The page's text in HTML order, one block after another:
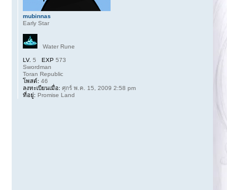
mubinnas
Early Star
Water Rune
LV. 5 EXP 573
Swordman
Toran Republic
โพสต์: 46
ลงทะเบียนเมื่อ: ศุกร์ พ.ค. 15, 2009 2:58 pm
ที่อยู่: Promise Land